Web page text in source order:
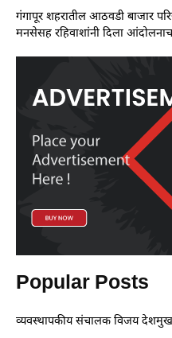
गंगापूर शहरातील आठवडी बाजार
मनसेसह रहिवाशांनी दिला
Popular Posts
व्यवस्थापकीय संचालक विजय